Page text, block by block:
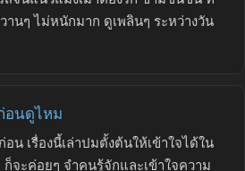
นๆ ไม่หนักมาก ดูเพลินๆ ระหว่างวัน
อนดูไหม
น เรื่องนี้เล่าปมตั้งต้นให้เข้าใจได้ใน
จะค่อยๆ จำคนรู้จักและเข้าใจความ